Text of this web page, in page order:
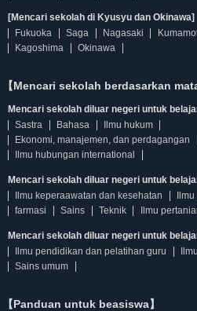
[Mencari sekolah di Kyusyu dan Okinawa]
Fukuoka
Saga Nagasaki
Kagoshima
Okinawa
【Mencari sekolah berdasarkan
Mencari sekolah diluar negeri untuk
Sastra
Bahasa
Ilmu hukum
Ekonomi, manajemen, dan perdagangan
Ilmu hubungan international
Mencari sekolah diluar negeri untuk
Ilmu keperaawatan dan kesehatan
farmasi
Sains Teknik Ilmu
Mencari sekolah diluar negeri untuk
Ilmu pendidikan dan pelatihan guru
Sains umum
【Panduan untuk beasiswa】